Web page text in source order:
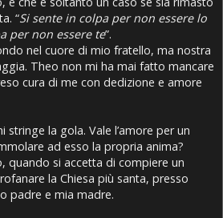
“Si sente in colpa per non essere lo
per non essere te”.
nel cuore di mio fratello, ma nostra
Theo non mi ha mai fatto mancare
cura di me con dedizione e amore
la gola. Vale l’amore per un
ad esso la propria anima?
quando si accetta di compiere un
la Chiesa più santa, presso
padre e mia madre.